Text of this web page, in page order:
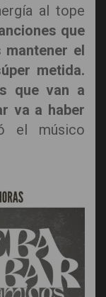
al tope
que
mantener el
metida.
que van a
va a haber
el músico